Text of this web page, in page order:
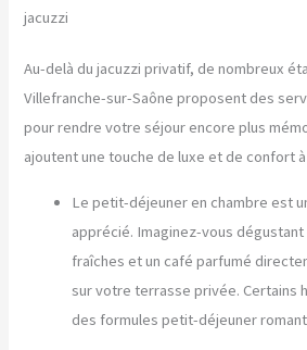
jacuzzi
Au-delà du jacuzzi privatif, de nombreux
Villefranche-sur-Saône proposent des
pour rendre votre séjour encore plus
ajoutent une touche de luxe et de confort
Le petit-déjeuner en chambre est
apprécié. Imaginez-vous
fraîches et un café parfumé
sur votre terrasse privée. Certains
des formules petit-déjeuner